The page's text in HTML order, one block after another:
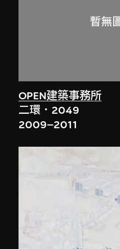
OPEN建築事務所
二環．2049
2009–2011